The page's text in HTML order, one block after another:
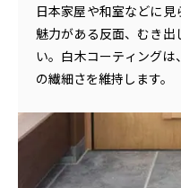
日本家屋や和室などに
魅力がある反面、むき
い。白木コーティング
の繊細さを維持します。